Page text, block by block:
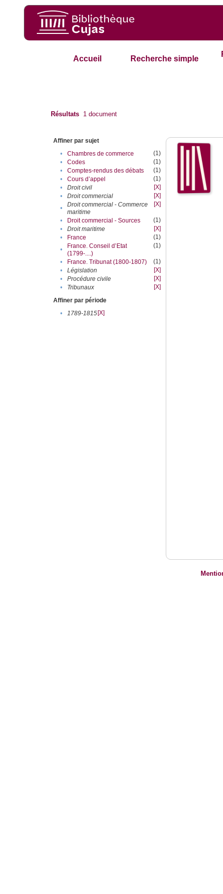
Accueil Recherche simple
Résultats 1 document
Affiner par sujet
•
Chambres de commerce
(1)
•
Codes
(1)
•
Comptes-rendus des débats
(1)
•
Cours d’appel
(1)
•
Droit civil
[X]
•
Droit commercial
[X]
•
Droit commercial - Commerce
maritime
[X]
• Droit commercial - Sources
(1)
•
Droit maritime
[X]
•
France
(1)
•
France. Conseil d’Etat
(1799-....)
(1)
• France. Tribunat (1800-1807)
(1)
•
Législation
[X]
•
Procédure civile
[X]
•
Tribunaux
[X]
Affiner par période
•
1789-1815[X]